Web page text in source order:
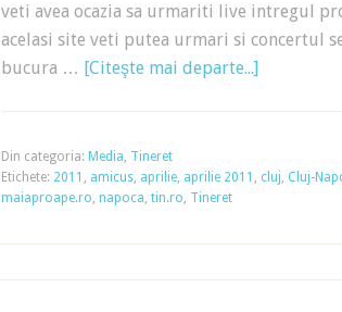
veti avea ocazia sa urmariti live intregul
acelasi site veti putea urmari si concertul
bucura … [Citeşte mai departe...]
Din categoria: Media, Tineret
Etichete: 2011 , amicus, aprilie, aprilie 2011 , cluj, Cluj-
maiaproape.ro, napoca, tin.ro, Tineret